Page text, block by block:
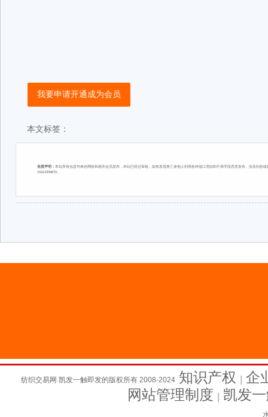
我要申请开通成为会员
本文标签：
免责声明： 本站所有信息均来自网络和相关会员发布，本站已经过审核，如有发现第三者他人利用各种借口理由和不择手段恶意发布、涉及到
15313206870。
纺织交易网 凯发一触即发的版权所有 2008-2024 知识产权
企
网站管理制度
凯发